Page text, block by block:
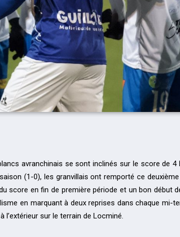
avranchinais se sont inclinés sur le score de
(1-0), les granvillais ont remporté ce
score en fin de première période et un bon début
en marquant à deux reprises dans chaque mi-
l’extérieur sur le terrain de Locminé.